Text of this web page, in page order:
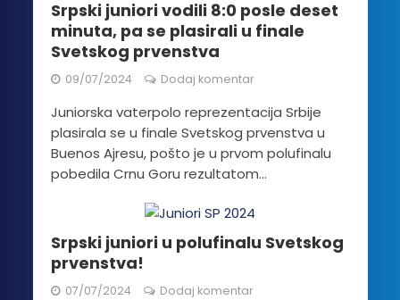
Srpski juniori vodili 8:0 posle deset
minuta, pa se plasirali u finale
Svetskog prvenstva
09/07/2024 Dodaj komentar
Juniorska vaterpolo reprezentacija Srbije
plasirala se u finale Svetskog prvenstva u
Buenos Ajresu, pošto je u prvom polufinalu
pobedila Crnu Goru rezultatom...
Srpski juniori u polufinalu Svetskog
prvenstva!
07/07/2024 Dodaj komentar